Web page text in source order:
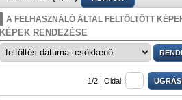
A FELHASZNÁLÓ ÁLTAL FELTÖLTÖTT
KÉPEK RENDEZÉSE
1/2 | Oldal: